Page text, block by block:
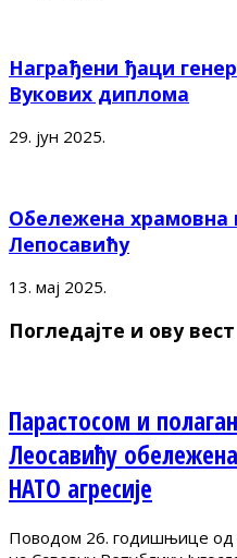
Награђени ђаци
Вукових диплома
29. јун 2025.
Обележена храмовна
Лепосавићу
13. мај 2025.
Погледајте и ову вест
Парастосом и
Леосавићу
НАТО агресије
Поводом 26. годишњице